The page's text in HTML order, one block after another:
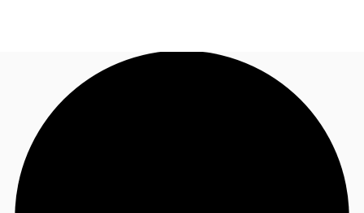
Blog
Données marchés
Appelez maintenant